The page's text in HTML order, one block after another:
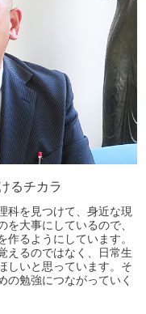
るチカラ
科を見つけて、身近な現
大事にしているので、
るようにしています。
えるのではなく、日常生
しいと思っています。そ
の勉強につながっていく